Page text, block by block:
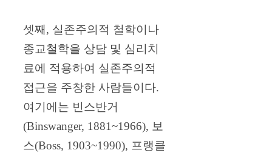
셋째, 실존주의적 철학이나
종교철학을 상담 및 심리치
료에 적용하여 실존주의적
접근을 주창한 사람들이다.
여기에는 빈스반거
(Binswanger, 1881~1966), 보
스(Boss, 1903~1990), 프랭클